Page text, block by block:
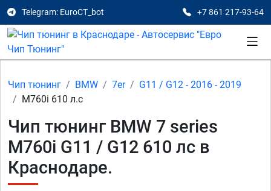
Telegram: EuroCT_bot +7 861 217-93-64
Чип тюнинг BMW 7er
G11 / G12 - 2016 - 2019
M760i 610 л.с
Чип тюнинг BMW 7 series
M760i G11 / G12 610 лс в
Краснодаре.